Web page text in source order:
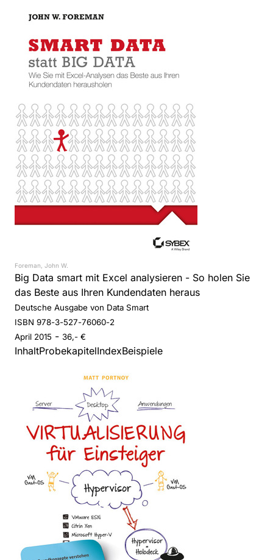
Foreman, John W.
Big Data smart mit Excel analysieren - So holen Sie
das Beste aus Ihren Kundendaten heraus
Deutsche Ausgabe von Data Smart
ISBN 978-3-527-76060-2
April 2015 - 36,- €
InhaltProbekapitelIndexBeispiele